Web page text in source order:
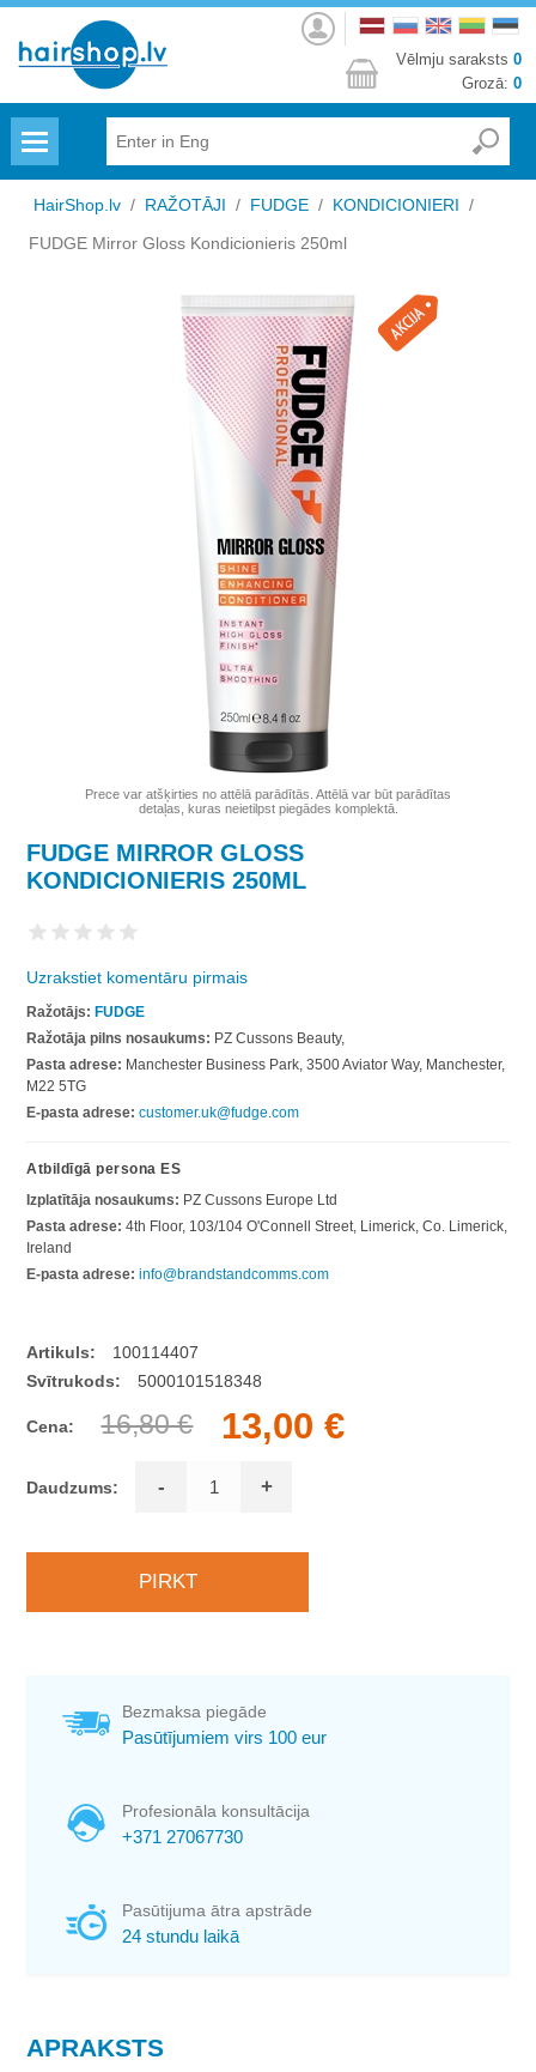
Autorizēties
Vēlmju saraksts 0
Grozā: 0
HairShop.lv / RAŽOTĀJI / FUDGE / KONDICIONIERI /
FUDGE Mirror Gloss Kondicionieris 250ml
Prece var atšķirties no attēlā parādītās. Attēlā var būt parādītas
detaļas, kuras neietilpst piegādes komplektā.
FUDGE MIRROR GLOSS
KONDICIONIERIS 250ML
Uzrakstiet komentāru pirmais
Ražotājs: FUDGE
Ražotāja pilns nosaukums: PZ Cussons Beauty,
Pasta adrese: Manchester Business Park, 3500 Aviator Way, Manchester,
M22 5TG
E-pasta adrese: customer.uk@fudge.com
Atbildīgā persona ES
Izplatītāja nosaukums: PZ Cussons Europe Ltd
Pasta adrese: 4th Floor, 103/104 O'Connell Street, Limerick, Co. Limerick,
Ireland
E-pasta adrese: info@brandstandcomms.com
Artikuls:
100114407
Svītrukods:
5000101518348
Cena: 16,80 € 13,00 €
Daudzums: - +
Bezmaksa piegāde
Pasūtījumiem virs 100 eur
Profesionāla konsultācija
+371 27067730
Pasūtijuma ātra apstrāde
24 stundu laikā
APRAKSTS